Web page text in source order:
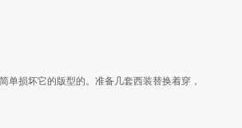
损坏它的版型的。准备几套西装替换着穿，